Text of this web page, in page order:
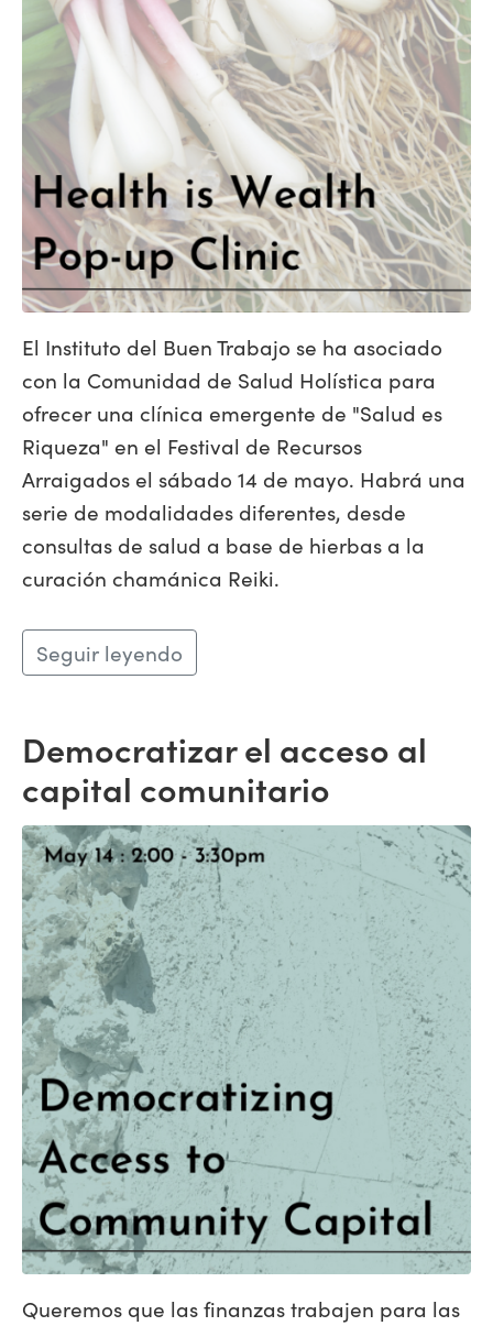
El Instituto del Buen Trabajo se ha asociado
con la Comunidad de Salud Holística para
ofrecer una clínica emergente de "Salud es
Riqueza" en el Festival de Recursos
Arraigados el sábado 14 de mayo. Habrá una
serie de modalidades diferentes, desde
consultas de salud a base de hierbas a la
curación chamánica Reiki.
Seguir leyendo
Democratizar el acceso al
capital comunitario
Queremos que las finanzas trabajen para las